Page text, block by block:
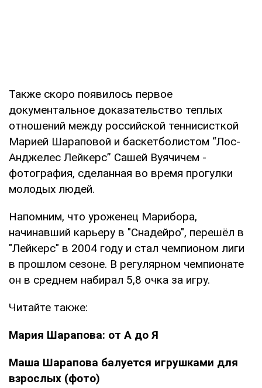
Также скоро появилось первое
документальное доказательство теплых
отношений между российской теннисисткой
Марией Шараповой и баскетболистом “Лос-
Анджелес Лейкерс” Сашей Вуячичем -
фотография, сделанная во время прогулки
молодых людей.
Напомним, что уроженец Марибора,
начинавший карьеру в "Снадейро", перешёл в
"Лейкерс" в 2004 году и стал чемпионом лиги
в прошлом сезоне. В регулярном чемпионате
он в среднем набирал 5,8 очка за игру.
Читайте также:
Мария Шарапова: от А до Я
Маша Шарапова балуется игрушками для
взрослых (фото)